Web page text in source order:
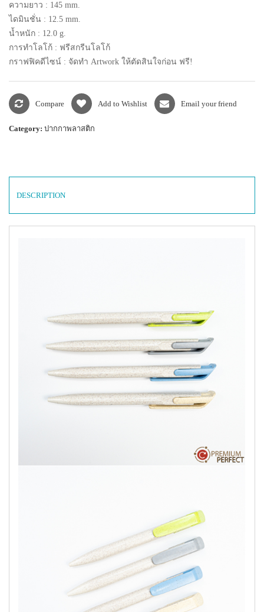
ความยาว : 145 mm.
ไดมินชั่น : 12.5 mm.
น้ำหนัก : 12.0 g.
การทำโลโก้ : ฟรีสกรีนโลโก้
กราฟฟิคดีไซน์ : จัดทำ Artwork ให้ตัดสินใจก่อน ฟรี!
Compare Add to Wishlist Email your friend
Category: ปากกาพลาสติก
DESCRIPTION